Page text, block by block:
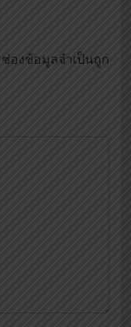
ช่องข้อมูลจำเป็นถูก